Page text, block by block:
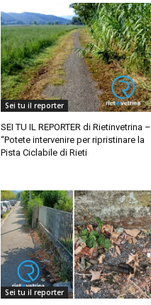
Sei tu il reporter
SEI TU IL REPORTER di Rietinvetrina –
“Potete intervenire per ripristinare la
Pista Ciclabile di Rieti
Sei tu il reporter